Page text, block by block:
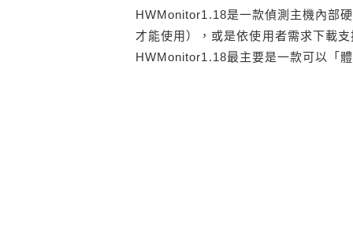
HWMonitor1.18是一款偵測主機內部
才能使用），或是依使用者需求下載
HWMonitor1.18最主要是一款可以「